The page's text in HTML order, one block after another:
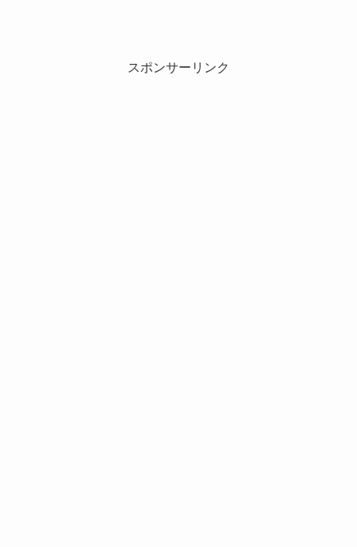
スポンサーリンク